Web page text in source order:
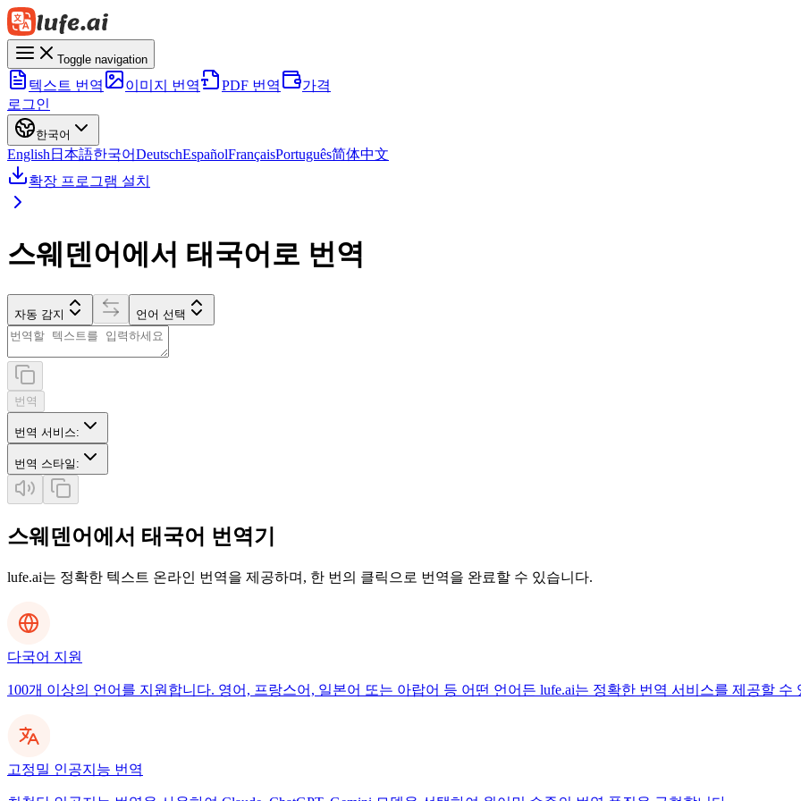
Toggle navigation
텍스트 번역 이미지 번역 PDF 번역
가격
로그인
한국어
English 日本語한국어DeutschEspañolFrançaisPortuguês简体中文
확장 프로그램 설치
스웨덴어에서 태국어로 번역
자동 감지 언어 선택
번역
번역 서비스:
번역 스타일 :
스웨덴어에서 태국어 번역기
lufe.ai는 정확한 텍스트 온라인 번역을 제공하며, 한 번의 클릭으로 번역을 완료할 수 있습니다.
다국어 지원
100개 이상의 언어를 지원합니다. 영어, 프랑스어, 일본어 또는 아랍어 등 어떤 언어든 lufe.ai는 정확한 번역 서비스를 제공할 수
고정밀 인공지능 번역